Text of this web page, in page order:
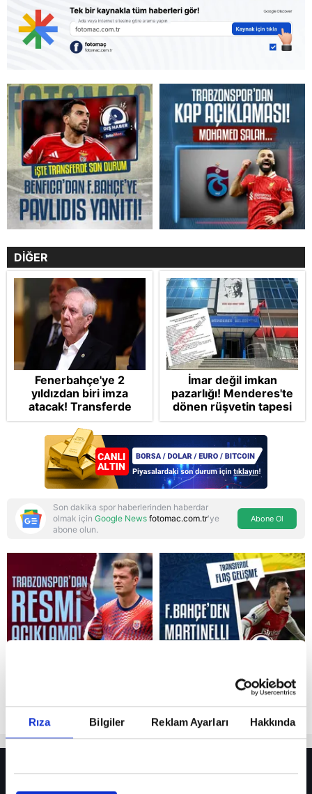
Rıza Bilgiler Reklam Ayarları Hakkında
Reddet
DİĞER
Fenerbahçe'ye 2
yıldızdan biri imza
atacak! Transferde
golcü harekatı...
İmar değil imkan
pazarlığı! Menderes'te
dönen rüşvetin tapesi
Takvim'de: Müdürüm
altından kalkamayız!
Para kuryesine
gönüllülük esası
Son dakika spor haberlerinden haberdar
olmak için Google News fotomac.com.tr'ye
abone olun.
Abone Ol